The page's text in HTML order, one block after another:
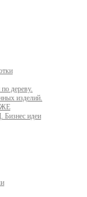
дереву.
изделий.
идеи